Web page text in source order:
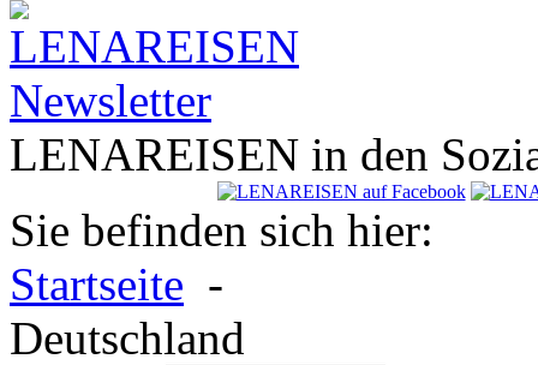
LENAREISEN in den
Sie befinden sich hier:
Startseite -
Deutschland